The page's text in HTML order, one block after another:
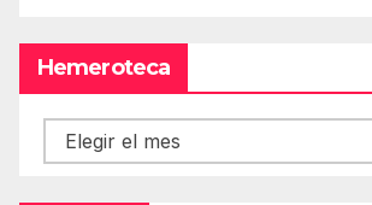
Hemeroteca
Hemeroteca